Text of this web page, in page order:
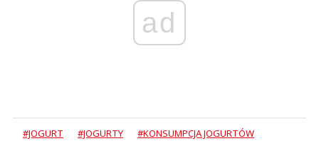
ad
#JOGURT #JOGURTY
#KONSUMPCJA JOGURTÓW